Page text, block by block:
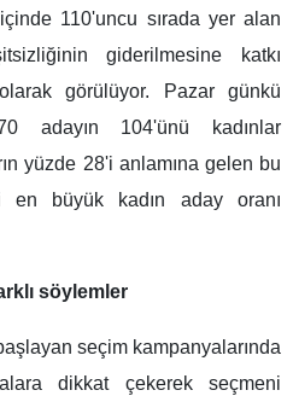
110'uncu sırada yer alan
giderilmesine katkı
görülüyor. Pazar günkü
adayın 104'ünü kadınlar
yüzde 28'i anlamına gelen bu
en büyük kadın aday oranı
söylemler
seçim kampanyalarında
dikkat çekerek seçmeni